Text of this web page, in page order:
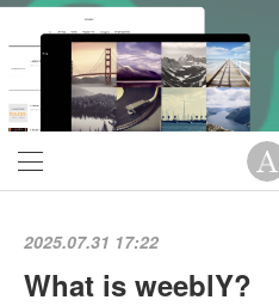
2025.07.31 17:22
What is weeblY?